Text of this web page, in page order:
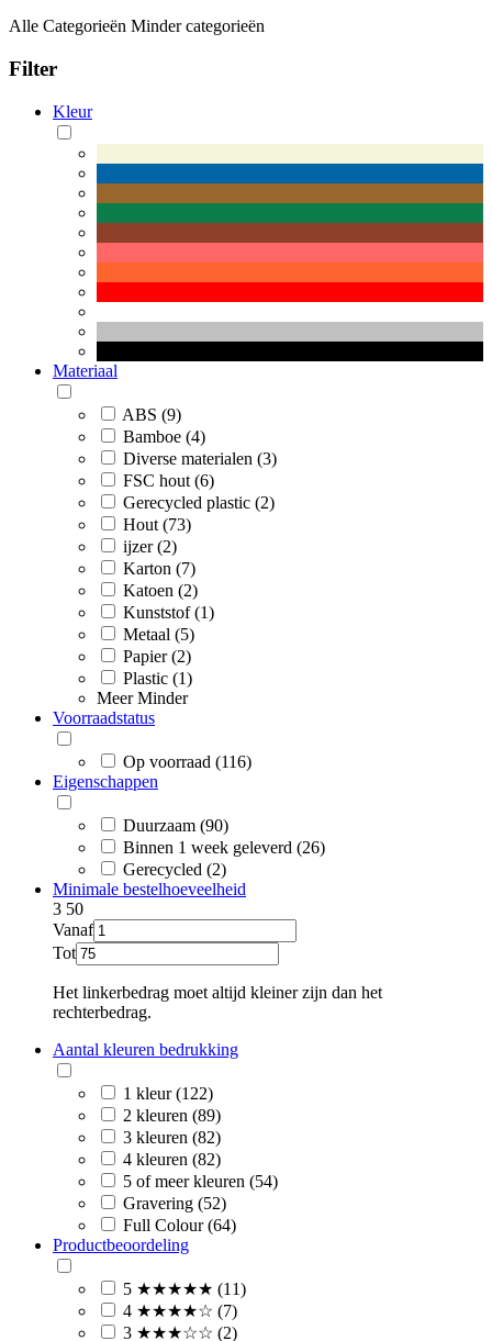
Alle Categorieën Minder categorieën
Filter
Kleur
Materiaal
ABS (9)
Bamboe (4)
Diverse materialen (3)
FSC hout (6)
Gerecycled plastic (2)
Hout (73)
ijzer (2)
Karton (7)
Katoen (2)
Kunststof (1)
Metaal (5)
Papier (2)
Plastic (1)
Meer Minder
Voorraadstatus
Op voorraad (116)
Eigenschappen
Duurzaam (90)
Binnen 1 week geleverd (26)
Gerecycled (2)
Minimale bestelhoeveelheid
3 50
Vanaf
Tot
Het linkerbedrag moet altijd kleiner zijn dan het
rechterbedrag.
Aantal kleuren bedrukking
1 kleur (122)
2 kleuren (89)
3 kleuren (82)
4 kleuren (82)
5 of meer kleuren (54)
Gravering (52)
Full Colour (64)
Productbeoordeling
5 ★★★★★ (11)
4 ★★★★☆ (7)
3 ★★★☆☆ (2)